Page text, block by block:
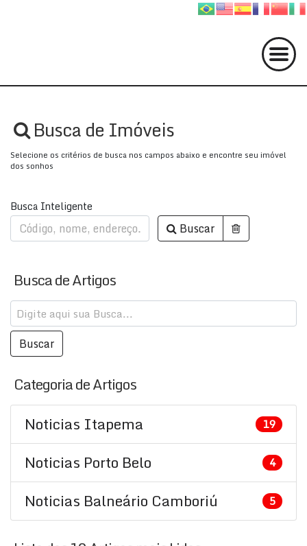
Busca de Imóveis
Selecione os critérios de busca nos campos abaixo e encontre seu imóvel
dos sonhos
Busca Inteligente
Buscar
Busca de Artigos
Categoria de Artigos
Noticias Itapema
19
Noticias Porto Belo 4
Noticias Balneário Camboriú 5